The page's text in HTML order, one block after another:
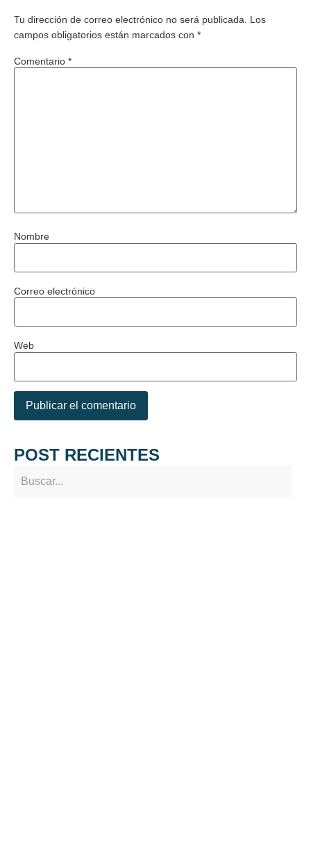
Tu dirección de correo electrónico no será publicada.
Los
campos obligatorios están marcados con *
Comentario *
Nombre
Correo electrónico
Web
POST RECIENTES